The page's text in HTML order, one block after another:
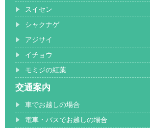
スイセン
シャクナゲ
アジサイ
イチョウ
モミジの紅葉
交通案内
車でお越しの場合
電車・バスでお越しの場合